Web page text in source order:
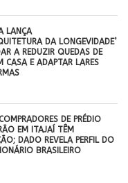
LANÇA
DA LONGEVIDADE’
A REDUZIR QUEDAS DE
CASA E ADAPTAR LARES
DE PRÉDIO
EM ITAJAÍ TÊM
DADO REVELA PERFIL DO
BRASILEIRO